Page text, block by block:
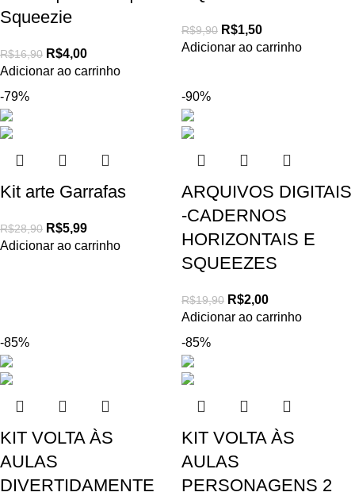
Squeezie
R$16,90 R$4,00
Adicionar ao carrinho
R$9,90 R$1,50
Adicionar ao carrinho
-79%
Kit arte Garrafas
R$28,90 R$5,99
Adicionar ao carrinho
-90%
ARQUIVOS DIGITAIS
-CADERNOS
HORIZONTAIS E
SQUEEZES
R$19,90 R$2,00
Adicionar ao carrinho
-85%
KIT VOLTA ÀS
AULAS
DIVERTIDAMENTE
-85%
KIT VOLTA ÀS
AULAS
PERSONAGENS 2